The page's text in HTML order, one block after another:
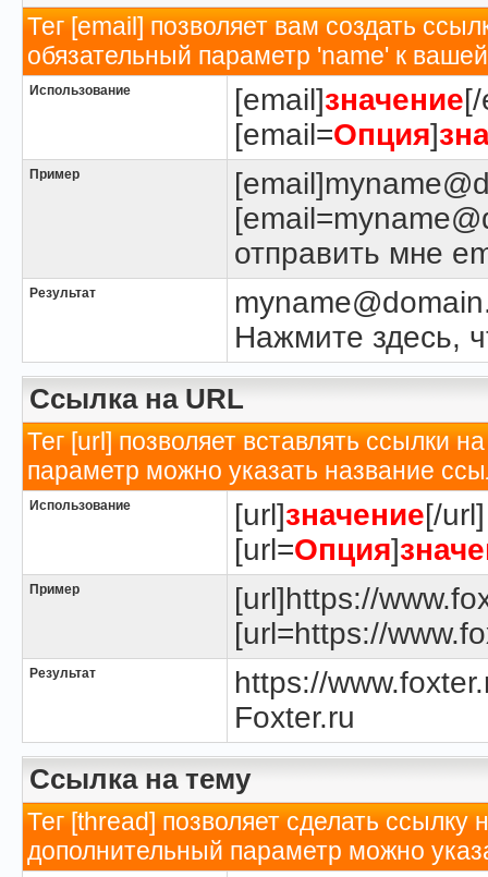
Тег [email] позволяет вам создать
обязательный параметр 'name' к
Использование [email]значение
[email=Опция]
Пример
отправить мне
Результат
Нажмите здесь,
Ссылка на URL
Тег [url] позволяет вставлять ссылки
параметр можно указать название
Использование [url]значение[/url]
[url=Опция]
Пример
[url]https://
[url=https://
Результат
https://
Foxter.ru
Ссылка на тему
Тег [thread] позволяет сделать
дополнительный параметр можно